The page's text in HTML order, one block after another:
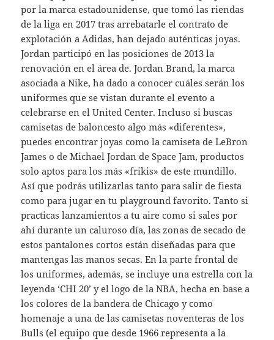
por la marca estadounidense, que tomó las riendas
de la liga en 2017 tras arrebatarle el contrato de
explotación a Adidas, han dejado auténticas joyas.
Jordan participó en las posiciones de 2013 la
renovación en el área de. Jordan Brand, la marca
asociada a Nike, ha dado a conocer cuáles serán los
uniformes que se vistan durante el evento a
celebrarse en el United Center. Incluso si buscas
camisetas de baloncesto algo más «diferentes»,
puedes encontrar joyas como la camiseta de LeBron
James o de Michael Jordan de Space Jam, productos
solo aptos para los más «frikis» de este mundillo.
Así que podrás utilizarlas tanto para salir de fiesta
como para jugar en tu playground favorito. Tanto si
practicas lanzamientos a tu aire como si sales por
ahí durante un caluroso día, las zonas de secado de
estos pantalones cortos están diseñadas para que
mantengas las manos secas. En la parte frontal de
los uniformes, además, se incluye una estrella con la
leyenda ‘CHI 20’ y el logo de la NBA, hecha en base a
los colores de la bandera de Chicago y como
homenaje a una de las camisetas noventeras de los
Bulls (el equipo que desde 1966 representa a la